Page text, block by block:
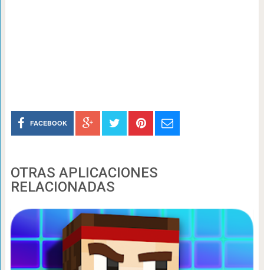
FACEBOOK
OTRAS APLICACIONES
RELACIONADAS